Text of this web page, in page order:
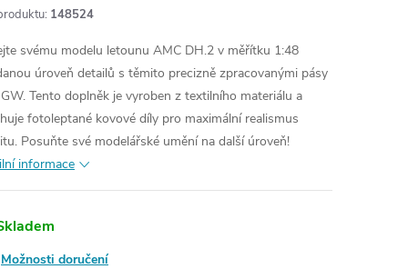
148524
svému modelu letounu AMC DH.2 v měřítku 1:48
úroveň detailů s těmito precizně zpracovanými pásy
Tento doplněk je vyroben z textilního materiálu a
fotoleptané kovové díly pro maximální realismus
Posuňte své modelářské umění na další úroveň!
informace
Možnosti doručení